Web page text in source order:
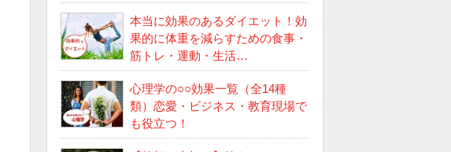
本当に効果のあるダイエット！効
果的に体重を減らすための食事・
筋トレ・運動・生活…
心理学の○○効果一覧（全14種
類）恋愛・ビジネス・教育現場で
も役立つ！